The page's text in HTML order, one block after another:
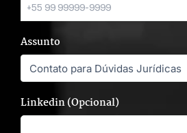
Assunto
Linkedin (Opcional)